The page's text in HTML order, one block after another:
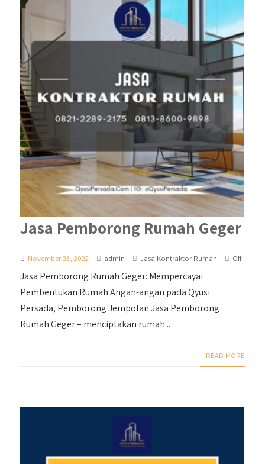
Jasa Pemborong Rumah Geger
November 23, 2022 admin Jasa Kontraktor Rumah Off
Jasa Pemborong Rumah Geger: Mempercayai
Pembentukan Rumah Angan-angan pada Qyusi
Persada, Pemborong Jempolan Jasa Pemborong
Rumah Geger – menciptakan rumah...
+ READ MORE